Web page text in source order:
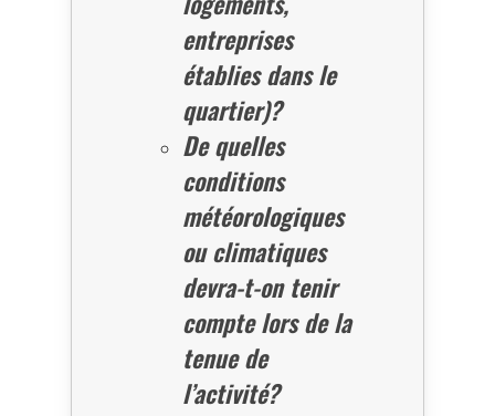
entreprises
établies dans le
quartier)?
De quelles
conditions
météorologiques
ou climatiques
devra-t-on tenir
compte lors de la
tenue de
l’activité?